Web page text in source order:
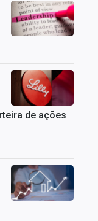
de ações